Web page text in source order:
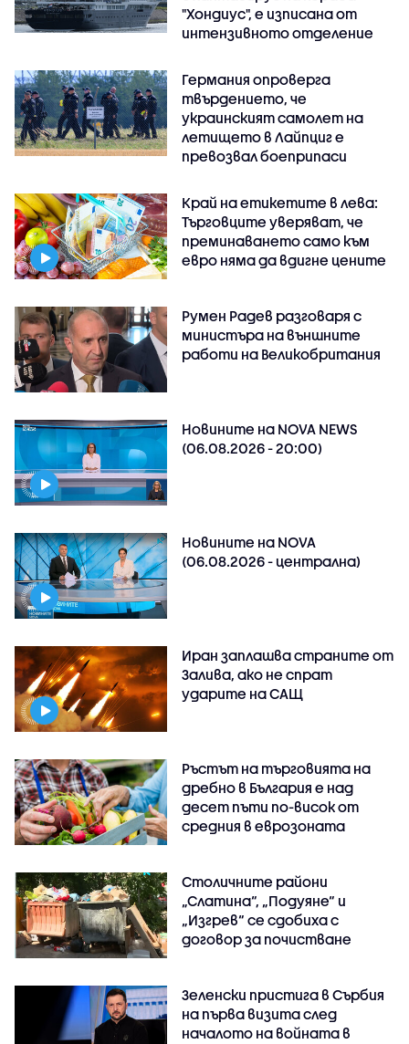
"Хондиус", е изписана от
интензивното отделение
Германия опроверга
твърдението, че
украинският самолет на
летището в Лайпциг е
превозвал боеприпаси
Край на етикетите в лева:
Търговците уверяват, че
преминаването само към
евро няма да вдигне цените
Румен Радев разговаря с
министъра на външните
работи на Великобритания
Новините на NOVA NEWS
(06.08.2026 - 20:00)
Новините на NOVA
(06.08.2026 - централна)
Иран заплашва страните от
Залива, ако не спрат
ударите на САЩ
Ръстът на търговията на
дребно в България е над
десет пъти по-висок от
средния в еврозоната
Столичните райони
„Слатина“, „Подуяне“ и
„Изгрев“ се сдобиха с
договор за почистване
Зеленски пристига в Сърбия
на първа визита след
началото на войната в